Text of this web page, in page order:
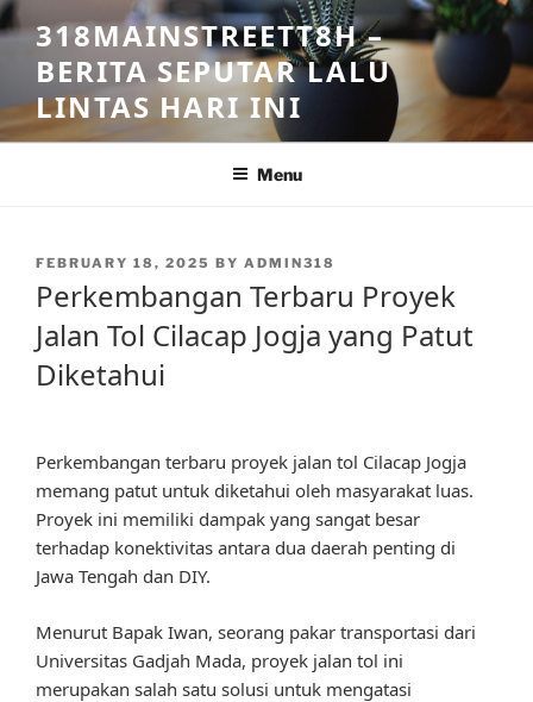
Skip
to
content
318MAINSTREETT8H –
BERITA SEPUTAR LALU
LINTAS HARI INI
Menu
POSTED
FEBRUARY 18, 2025 BY ADMIN318
Perkembangan Terbaru Proyek
Jalan Tol Cilacap Jogja yang Patut
Diketahui
Perkembangan terbaru proyek jalan tol Cilacap Jogja
memang patut untuk diketahui oleh masyarakat luas.
Proyek ini memiliki dampak yang sangat besar
terhadap konektivitas antara dua daerah penting di
Jawa Tengah dan DIY.
Menurut Bapak Iwan, seorang pakar transportasi dari
Universitas Gadjah Mada, proyek jalan tol ini
merupakan salah satu solusi untuk mengatasi